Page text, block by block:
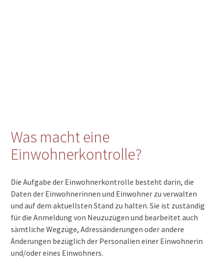
Was macht eine
Einwohnerkontrolle?
Die Aufgabe der Einwohnerkontrolle besteht darin, die
Daten der Einwohnerinnen und Einwohner zu verwalten
und auf dem aktuellsten Stand zu halten. Sie ist zuständig
für die Anmeldung von Neuzuzügen und bearbeitet auch
sämtliche Wegzüge, Adressänderungen oder andere
Änderungen bezüglich der Personalien einer Einwohnerin
und/oder eines Einwohners.